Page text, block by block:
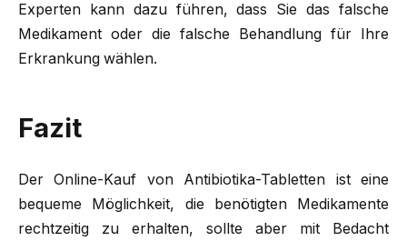
Experten kann dazu führen, dass Sie das falsche
Medikament oder die falsche Behandlung für Ihre
Erkrankung wählen.
Fazit
Der Online-Kauf von Antibiotika-Tabletten ist eine
bequeme Möglichkeit, die benötigten Medikamente
rechtzeitig zu erhalten, sollte aber mit Bedacht